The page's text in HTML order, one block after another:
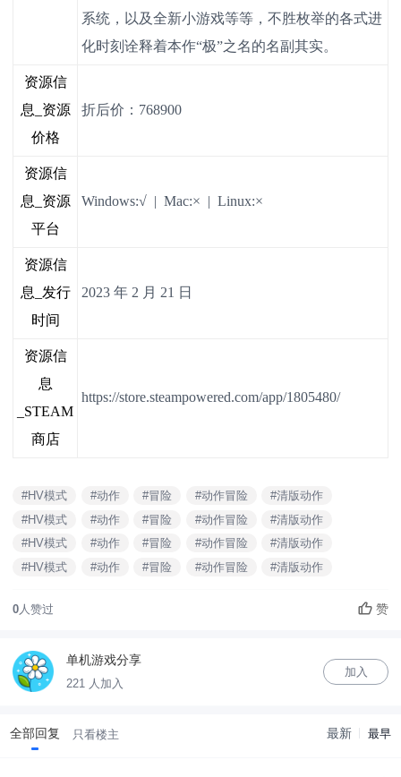
系统，以及全新小游戏等等，不胜枚举的各式进
化时刻诠释着本作“极”之名的名副其实。
资源信
息_资源
价格
折后价：768900
资源信
息_资源
平台
Windows:√ | Mac:× | Linux:×
资源信
息_发行
时间
2023 年 2 月 21 日
资源信
息
_STEAM
商店
https://store.steampowered.com/app/1805480/
#HV模式 #动作 #冒险 #动作冒险
#清版动作
#HV模式
#动作 #冒险 #动作冒险
#清版动作
#HV模式
#动作 #冒险 #动作冒险
#清版动作
#HV模式
#动作 #冒险 #动作冒险 #清版动作
0 人赞过 赞
单机游戏分享
221 人加入
加入
全部回复 只看楼主 最新 最早